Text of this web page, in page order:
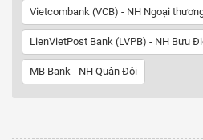
Vietcombank (VCB) - NH Ngoại
LienVietPost Bank (LVPB) - NH Bưu
MB Bank - NH Quân Đội